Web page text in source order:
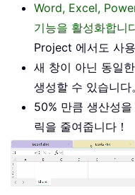
Word, Excel,
기능을 활성화합니
Project 에서도 사용
새 창이 아닌 동일
생성할 수 있습니다。
50% 만큼 생산성
릭을 줄여줍니다！